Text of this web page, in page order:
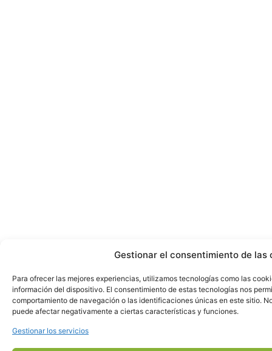
Gestionar el consentimiento de las
Para ofrecer las mejores experiencias, utilizamos tecnologías como las
información del dispositivo. El consentimiento de estas tecnologías nos
comportamiento de navegación o las identificaciones únicas en este sitio.
puede afectar negativamente a ciertas características y funciones.
Gestionar los servicios